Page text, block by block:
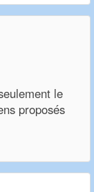
le
proposés